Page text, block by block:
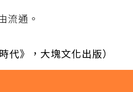
通。
代》，大塊文化出版）